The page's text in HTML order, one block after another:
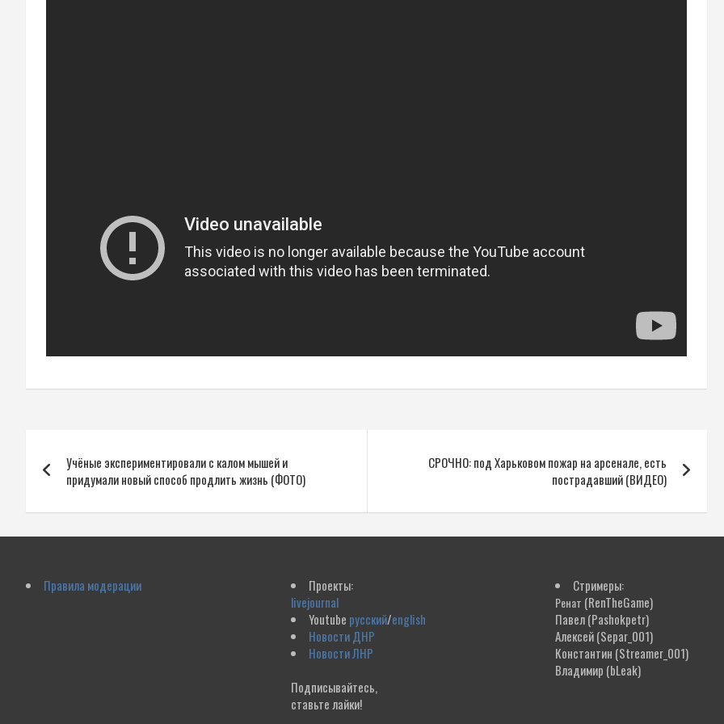
по
записям
Учёные экспериментировали с калом мышей и
придумали новый способ продлить жизнь (ФОТО)
СРОЧНО: под Харьковом пожар на арсенале, есть
пострадавший (ВИДЕО)
Правила модерации
Проекты:
livejournal
Youtube русский/english
Новости ДНР
Новости ЛНР
Подписывайтесь,
ставьте лайки!
Стримеры:
Ренат (RenTheGame)
Павел(Pashokpetr)
Алексей(Separ_001)
Константин (Streamer_001)
Владимир (bLeak)